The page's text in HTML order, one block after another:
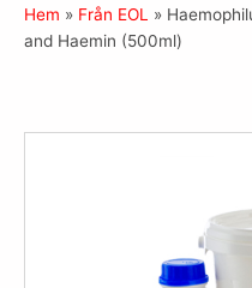
Hem » Från EOL »
and Haemin (500ml)